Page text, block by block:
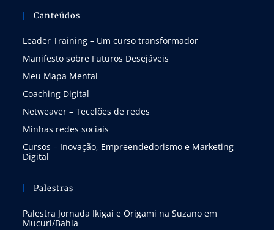
Canteúdos
Leader Training – Um curso transformador
Manifesto sobre Futuros Desejáveis
Meu Mapa Mental
Coaching Digital
Netweaver – Tecelões de redes
Minhas redes sociais
Cursos – Inovação, Empreendedorismo e Marketing
Digital
Palestras
Palestra Jornada Ikigai e Origami na Suzano em
Mucuri/Bahia